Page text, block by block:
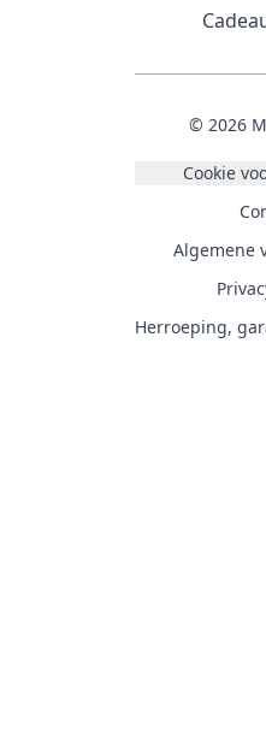
© 2026
Cookie
Algemene
Herroeping,